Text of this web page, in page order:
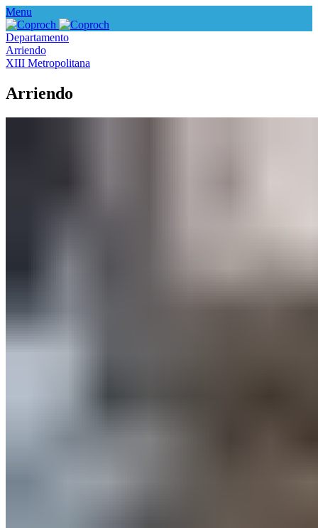
Menu
Departamento
Arriendo
XIII Metropolitana
Arriendo